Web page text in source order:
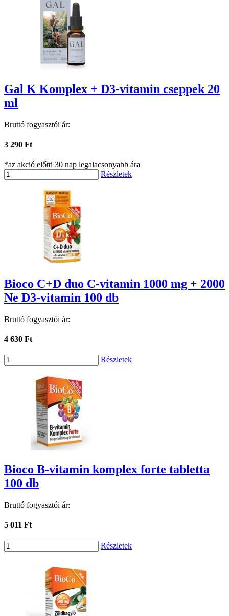
Gal K Komplex + D3-vitamin cseppek 20
ml
Bruttó fogyasztói ár:
3 290 Ft
*az akció előtti 30 nap legalacsonyabb ára
Részletek
Bioco C+D duo C-vitamin 1000 mg + 2000
Ne D3-vitamin 100 db
Bruttó fogyasztói ár:
4 630 Ft
Részletek
Bioco B-vitamin komplex forte tabletta
100 db
Bruttó fogyasztói ár:
5 011 Ft
Részletek